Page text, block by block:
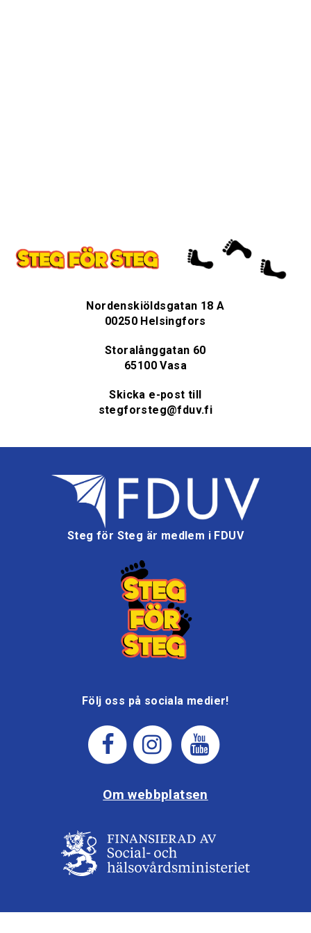
Nordenskiöldsgatan 18 A
00250 Helsingfors
Storalånggatan 60
65100 Vasa
Skicka e-post till
stegforsteg@fduv.fi
Steg för Steg är medlem i FDUV
Följ oss på sociala medier!
Om webbplatsen